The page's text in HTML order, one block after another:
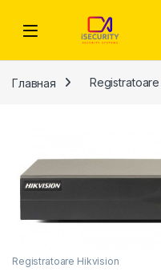
Главная
Registratoare Hikvision